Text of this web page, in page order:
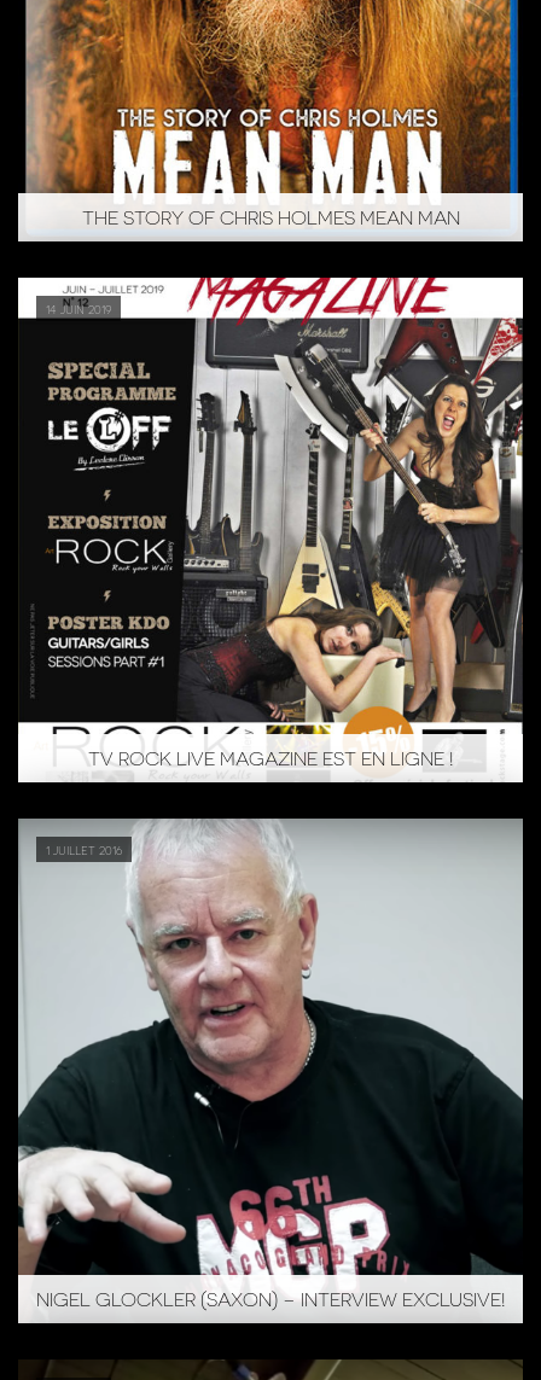
THE STORY OF CHRIS HOLMES MEAN MAN
14 juin 2019
TV ROCK LIVE MAGAZINE EST EN LIGNE !
1 juillet 2016
NIGEL GLOCKLER (SAXON) – INTERVIEW EXCLUSIVE!